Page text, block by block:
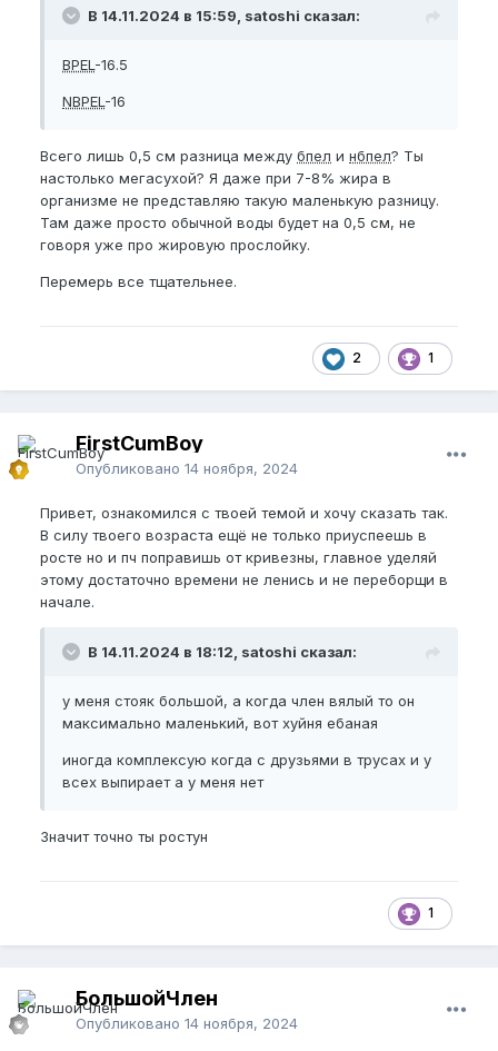
В 14.11.2024 в 15:59, satoshi сказал:
BPEL -16.5
NBPEL -16
Всего лишь 0,5 см разница между бпел и нбпел? Ты
настолько мегасухой? Я даже при 7-8% жира в
организме не представляю такую маленькую разницу.
Там даже просто обычной воды будет на 0,5 см, не
говоря уже про жировую прослойку.
Перемерь все тщательнее.
2 1
FirstCumBoy
Опубликовано 14 ноября, 2024
Привет, ознакомился с твоей темой и хочу сказать так.
В силу твоего возраста ещё не только приуспеешь в
росте но и пч поправишь от кривезны, главное уделяй
этому достаточно времени не ленись и не переборщи в
начале.
В 14.11.2024 в 18:12, satoshi сказал:
у меня стояк большой, а когда член вялый то он
максимально маленький, вот хуйня ебаная
иногда комплексую когда с друзьями в трусах и у
всех выпирает а у меня нет
Значит точно ты ростун
1
БольшойЧлен
Опубликовано 14 ноября, 2024